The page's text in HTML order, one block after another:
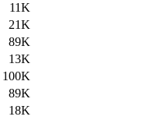
11K
21K
89K
13K
100K
89K
18K